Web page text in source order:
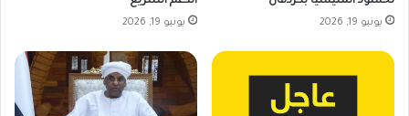
يونيو 19, 2026 يونيو 19, 2026